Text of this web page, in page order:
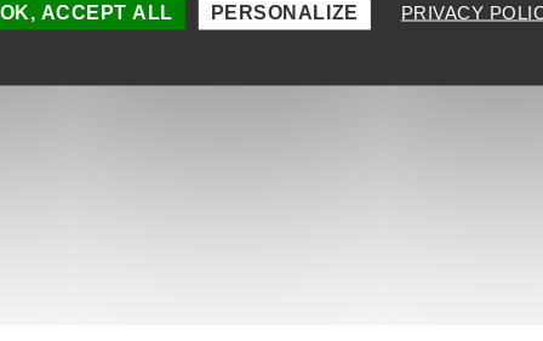
ACCEPT ALL PERSONALIZE PRIVACY